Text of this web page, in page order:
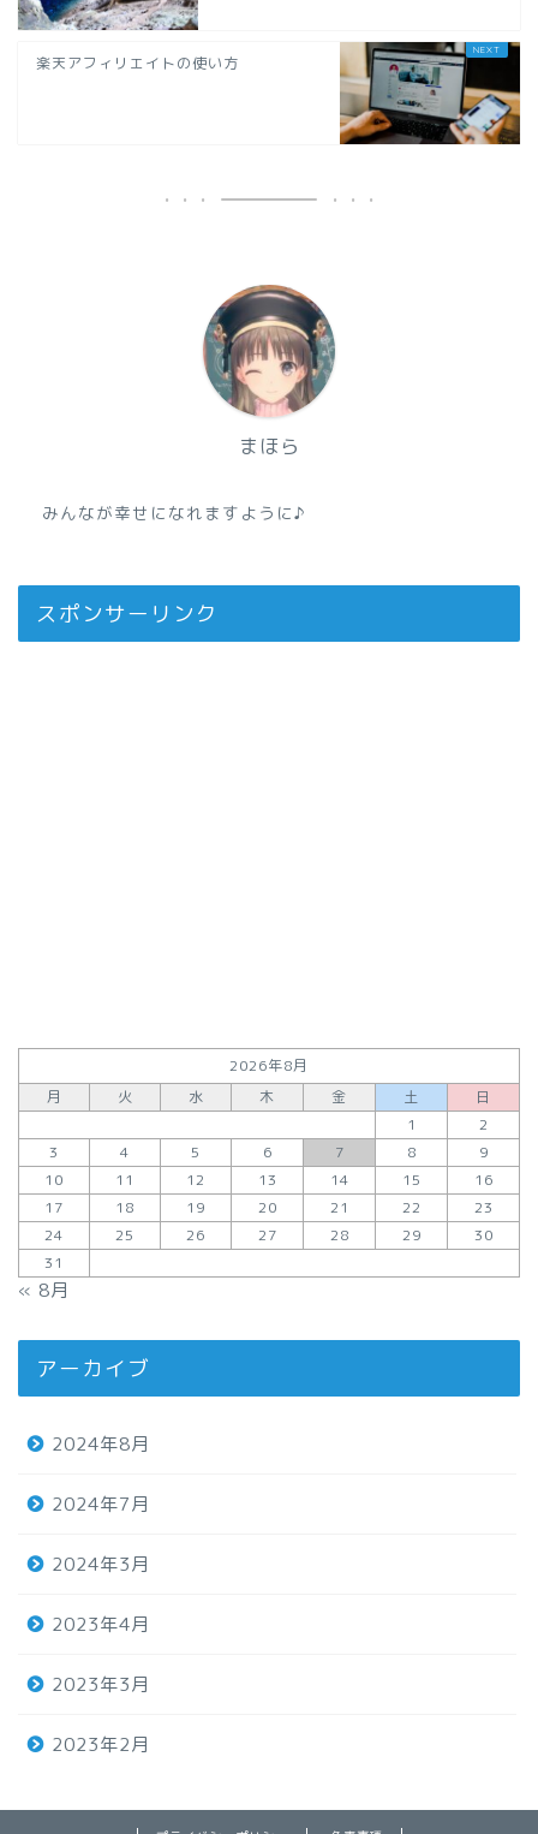
楽天アフィリエイトの使い方
まほら
みんなが幸せになれますように♪
スポンサーリンク
2026年8月
月
火 水 木 金 土
日
1
2
3
4 5 6 7 8
9
10
11 12 13 14 15
16
17
18 19 20 21 22
23
24
25 26 27 28 29
30
31
« 8月
アーカイブ
2024年8月
2024年7月
2024年3月
2023年4月
2023年3月
2023年2月